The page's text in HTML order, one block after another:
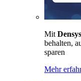
Mit
behalten,
sparen
Mehr